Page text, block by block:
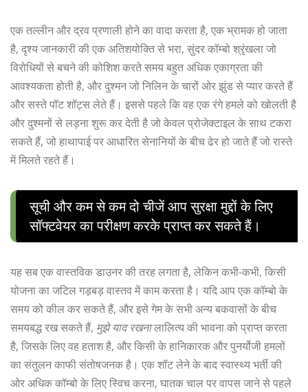
एक तल्लीन और द्रव प्रणाली होने का वादा करता है, एक भ्रामक हो जाता
है, दृश्य जानकारी की एक अतिशयोक्ति से भरा, सुंदर कॉम्बो श्रृंखला जो
विरोधियों से बचने की कोशिश करते समय बहुत अधिक एकाग्रता की
आवश्यकता होती है, और दुश्मन जो निलिन के चारों ओर झुंड से प्यार करते हैं
और सस्ते पॉट शॉट्स लेते हैं। इससे पहले कि वह एक रंगे हमले को खोलती है
और दुश्मनों से लड़ना शुरू कर देती है जो केवल प्रोजेक्टाइल के साथ टकरा
सकते हैं, जो हाथापाई पर आधारित सेनानियों के बीच ढेर हो जाते हैं जो रास्ते
में मिलते रहते हैं।
सूची और कम से कम दो चीजें आप सुरक्षा मुद्दों के लिए
सॉफ्टवेयर का परीक्षण करके प्राप्त कर सकते हैं।
यह सब एक वास्तविक डाउनर की तरह लगता है, लेकिन कभी-कभी, किसी
योजना का जटिल गड़बड़ वास्तव में काम करता है। यदि आप एक कॉम्बो के
समय को कील कर सकते हैं, और इसे गेम के सभी अन्य बकवासों के बीच
समयबद्ध रख सकते हैं, मुझे याद रखनालालित्य की भावना को प्राप्त करता
है, जिसके लिए वह हताश है, और किसी के हानिकारक और पुनर्योजी हमलों
का संतुलन काफी संतोषजनक है। एक शॉट लेने के बाद स्वास्थ्य भर्ती की
ओर अधिक कॉम्बो के लिए स्विच करना, घातक चाल पर वापस जाने से पहले